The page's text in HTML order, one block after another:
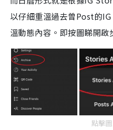
以仔細重溫過去曾Post的
溫動態內容 。 即按圖睇開啟
點擊